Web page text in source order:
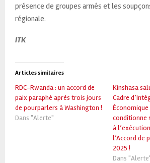
présence de groupes armés et les
régionale.
ITK
Articles similaires
RDC-Rwanda : un accord de
paix paraphé après trois jours
de pourparlers à Washington !
Dans "Alerte"
Kinshasa
Cadre
conditionne
à
l’Accord de
2025 !
Dans